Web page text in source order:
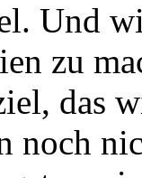
Und
zu
das
noch